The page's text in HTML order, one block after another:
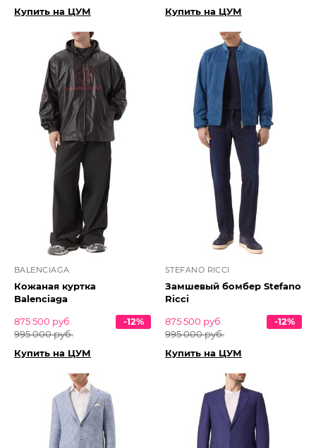
Купить на ЦУМ
Купить на ЦУМ
BALENCIAGA
Кожаная куртка
Balenciaga
875 500 руб.
995 000 руб.
-12%
Купить на ЦУМ
STEFANO RICCI
Замшевый бомбер Stefano
Ricci
875 500 руб.
995 000 руб.
-12%
Купить на ЦУМ